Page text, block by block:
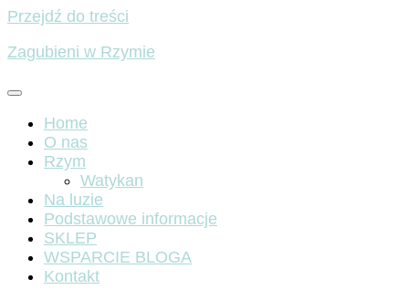
Przejdź do treści
Zagubieni w Rzymie
Home
O nas
Rzym
Watykan
Na luzie
Podstawowe informacje
SKLEP
WSPARCIE BLOGA
Kontakt